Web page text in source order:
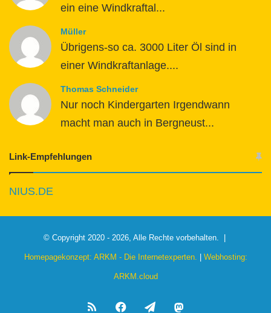
ein eine Windkraftal...
Müller
Übrigens-so ca. 3000 Liter Öl sind in
einer Windkraftanlage....
Thomas Schneider
Nur noch Kindergarten Irgendwann
macht man auch in Bergneust...
Link-Empfehlungen
NIUS.DE
© Copyright 2020 - 2026, Alle Rechte vorbehalten. |
Homepagekonzept: ARKM - Die Internetexperten. Webhosting:
ARKM.cloud
RSS FacebookTelegram